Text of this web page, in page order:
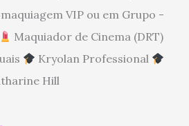
VIP ou em Grupo -
Maquiador de Cinema (DRT)
Kryolan Professional
Hill